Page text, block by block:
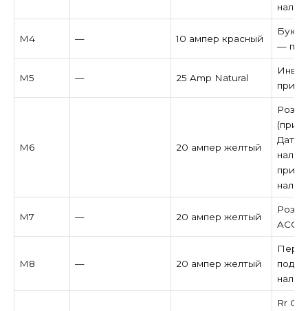
M4 — 10 ампер красный
— при
M5 — 25 Amp Natural
при
M6 20 ампер желтый
M7 — 20 ампер желтый
ACC
M8 — 20 ампер желтый
Rr